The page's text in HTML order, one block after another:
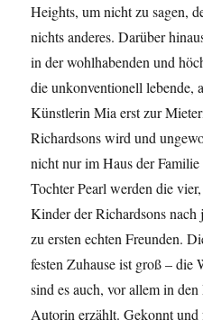
Heights, um nicht zu sagen,
nichts anderes. Darüber
in der wohlhabenden und
die unkonventionell lebende,
Künstlerin Mia erst zur
Richardsons wird und
nicht nur im Haus der
Tochter Pearl werden die
Kinder der Richardsons
zu ersten echten Freunden.
festen Zuhause ist groß – die
sind es auch, vor allem in
Autorin erzählt. Gekonnt und